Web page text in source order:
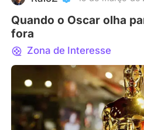
toda a que
Quando o Oscar olha
fora
Zona de Interesse